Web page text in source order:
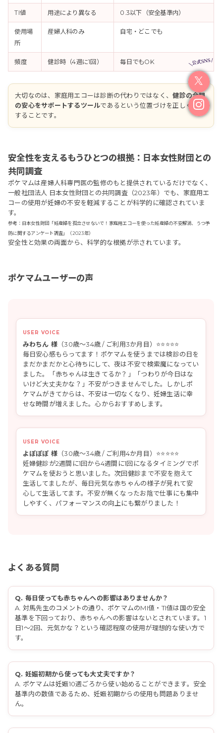
TI値 用途により異なる 0.3以下（安全基準内）
使用場
所
産婦人科のみ 自宅・どこでも
頻度 健診時（4週に1回） 毎日でもOK
大切なのは、家庭用エコーは診断の代わりではなく、健診の合間
の安心をサポートするツールであるという位置づけを正しく理解
することです。
安全性を支えるもうひとつの根拠：日本女性財団との
共同調査
ポケマムは産婦人科専門医の監修のもと提供されているだけでなく、
一般社団法人 日本女性財団との共同調査（2023年）でも、家庭用エ
コーの使用が妊婦の不安を軽減することが科学的に確認されていま
す。
参考：日本女性財団「妊産婦を孤立させないで！家庭用エコーを使った妊産婦の不安解消、うつ予
防に関するアンケート調査」（2023年）
安全性と効果の両面から、科学的な根拠が示されています。
ポケマムユーザーの声
みわちん 様 （30歳〜34歳 / ご利用3か月目）⭐⭐⭐⭐⭐
毎日安心感もらってます！ポケマムを使うまでは検診の日を
まだかまだかと心待ちにして、夜は不安で検索魔になってい
ました。「赤ちゃんは生きてるか？」「つわりが今日はな
いけど大丈夫かな？」不安がつきませんでした。しかしポ
ケマムがきてからは、不安は一切なくなり、妊婦生活に幸
せな時間が増えました。心からおすすめします。
よぽぽぽ 様 （30歳〜34歳 / ご利用4か月目）⭐⭐⭐⭐⭐
妊婦健診が2週間に1回から4週間に1回になるタイミングでポ
ケマムを使おうと思いました。次回健診まで不安を抱えて
生活してましたが、毎日元気な赤ちゃんの様子が見れて安
心して生活してます。不安が無くなったお陰で仕事にも集中
しやすく、パフォーマンスの向上にも繋がりました！
よくある質問
Q. 毎日使っても赤ちゃんへの影響はありませんか？
A. 対馬先生のコメントの通り、ポケマムのMI値・TI値は国の安全
基準を下回っており、赤ちゃんへの影響はないとされています。1
日1〜2回、元気かな？という確認程度の使用が理想的な使い方で
す。
Q. 妊娠初期から使っても大丈夫ですか？
A. ポケマムは妊娠10週ごろから使い始めることができます。安全
基準内の数値であるため、妊娠初期からの使用も問題ありませ
ん。